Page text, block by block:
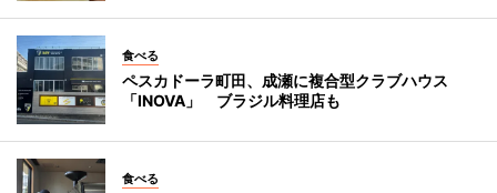
食べる
ペスカドーラ町田、成瀬に複合型クラブハウス
「INOVA」 ブラジル料理店も
食べる